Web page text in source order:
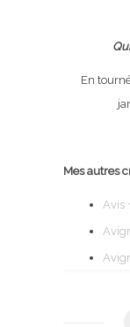
En
Mes autres
Avis